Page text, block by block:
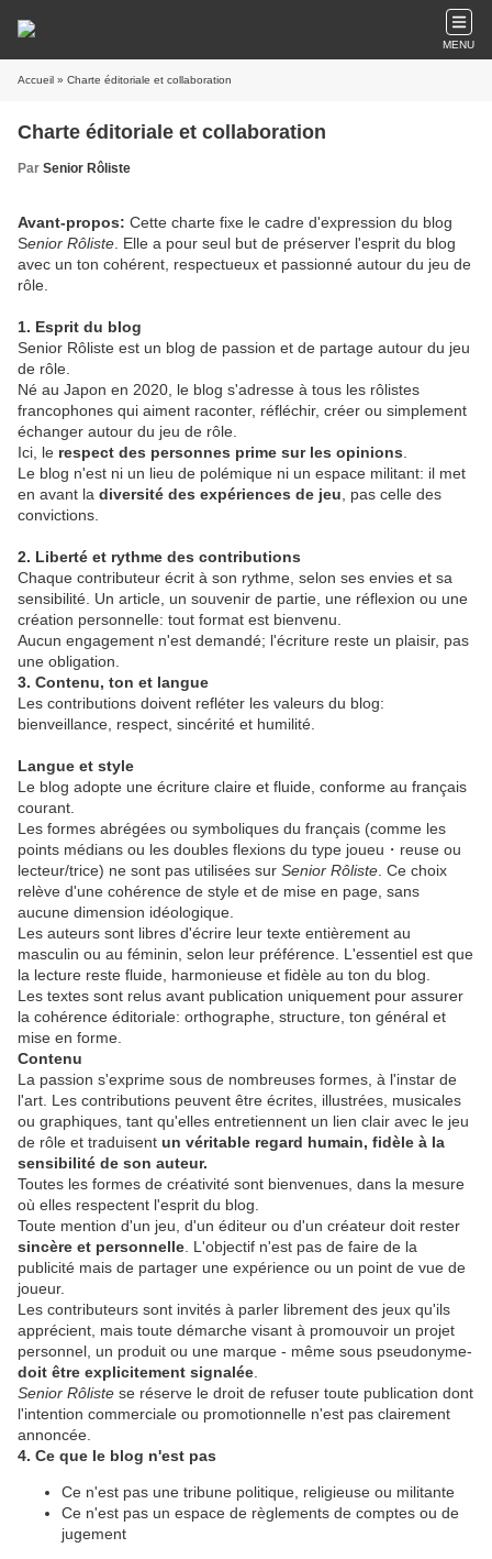
MENU
Accueil » Charte éditoriale et collaboration
Charte éditoriale et collaboration
Par Senior Rôliste
Avant-propos: Cette charte fixe le cadre d'expression du blog
Senior Rôliste . Elle a pour seul but de préserver l'esprit du blog
avec un ton cohérent, respectueux et passionné autour du jeu de
rôle.
1. Esprit du blog
Senior Rôliste est un blog de passion et de partage autour du jeu
de rôle.
Né au Japon en 2020, le blog s'adresse à tous les rôlistes
francophones qui aiment raconter, réfléchir, créer ou simplement
échanger autour du jeu de rôle.
Ici, le respect des personnes prime sur les opinions
Le blog n'est ni un lieu de polémique ni un espace militant: il met
en avant la diversité des expériences de jeu , pas celle des
convictions.
2. Liberté et rythme des contributions
Chaque contributeur écrit à son rythme, selon ses envies et sa
sensibilité. Un article, un souvenir de partie, une réflexion ou une
création personnelle: tout format est bienvenu.
Aucun engagement n'est demandé; l'écriture reste un plaisir, pas
une obligation.
3. Contenu, ton et langue
Les contributions doivent refléter les valeurs du blog:
bienveillance, respect, sincérité et humilité.
Langue et style
Le blog adopte une écriture claire et fluide, conforme au français
courant.
Les formes abrégées ou symboliques du français (comme les
points médians ou les doubles flexions du type joueu・reuse ou
lecteur/trice) ne sont pas utilisées sur Senior Rôliste . Ce choix
relève d'une cohérence de style et de mise en page, sans
aucune dimension idéologique.
Les auteurs sont libres d'écrire leur texte entièrement au
masculin ou au féminin, selon leur préférence. L'essentiel est que
la lecture reste fluide, harmonieuse et fidèle au ton du blog.
Les textes sont relus avant publication uniquement pour assurer
la cohérence éditoriale: orthographe, structure, ton général et
mise en forme.
Contenu
La passion s'exprime sous de nombreuses formes, à l'instar de
l'art. Les contributions peuvent être écrites, illustrées, musicales
ou graphiques, tant qu'elles entretiennent un lien clair avec le jeu
de rôle et traduisent un véritable regard humain, fidèle à la
sensibilité de son auteur.
Toutes les formes de créativité sont bienvenues, dans la mesure
où elles respectent l'esprit du blog.
Toute mention d'un jeu, d'un éditeur ou d'un créateur doit rester
sincère et personnelle . L'objectif n'est pas de faire de la
publicité mais de partager une expérience ou un point de vue de
joueur.
Les contributeurs sont invités à parler librement des jeux qu'ils
apprécient, mais toute démarche visant à promouvoir un projet
personnel, un produit ou une marque - même sous pseudonyme-
doit être explicitement signalée
Senior Rôliste se réserve le droit de refuser toute publication dont
l'intention commerciale ou promotionnelle n'est pas clairement
annoncée.
4. Ce que le blog n'est pas
Ce n'est pas une tribune politique, religieuse ou militante
Ce n'est pas un espace de règlements de comptes ou de
jugement